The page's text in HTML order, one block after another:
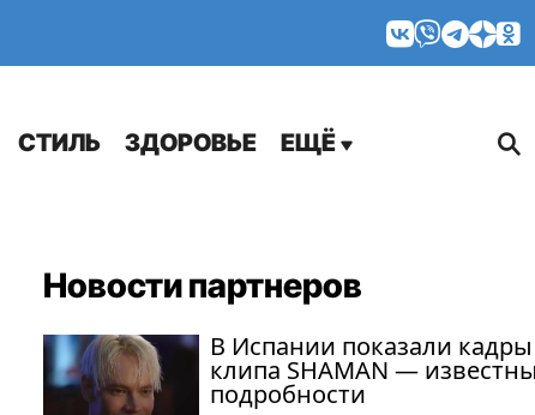
СТИЛЬ ЗДОРОВЬЕ ЕЩЁ
Новости партнеров
В Испании показали
клипа SHAMAN —
подробности